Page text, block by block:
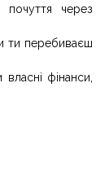
почуття через
ти перебиваєш
фінанси,